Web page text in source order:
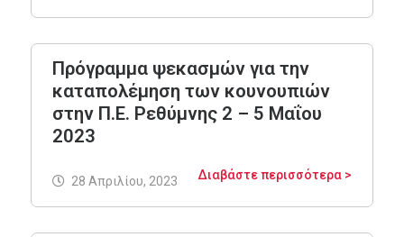
Πρόγραμμα ψεκασμών για την
καταπολέμηση των κουνουπιών
στην Π.Ε. Ρεθύμνης 2 – 5 Μαΐου
2023
Διαβάστε περισσότερα >
28 Απριλίου, 2023